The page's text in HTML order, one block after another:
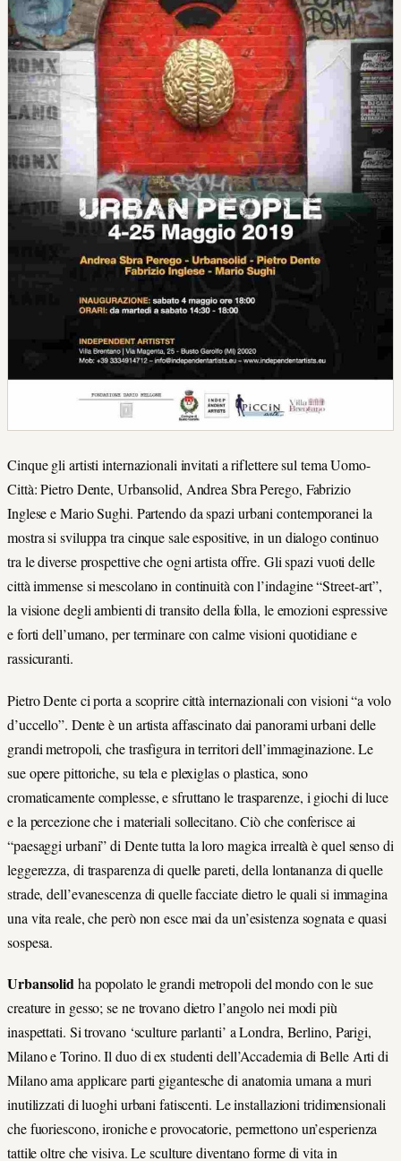
Cinque gli artisti internazionali invitati a riflettere sul tema Uomo-
Città: Pietro Dente, Urbansolid, Andrea Sbra Perego, Fabrizio
Inglese e Mario Sughi. Partendo da spazi urbani contemporanei la
mostra si sviluppa tra cinque sale espositive, in un dialogo continuo
tra le diverse prospettive che ogni artista offre. Gli spazi vuoti delle
città immense si mescolano in continuità con l’indagine “Street-art”,
la visione degli ambienti di transito della folla, le emozioni espressive
e forti dell’umano, per terminare con calme visioni quotidiane e
rassicuranti.
Pietro Dente ci porta a scoprire città internazionali con visioni “a volo
d’uccello”. Dente è un artista affascinato dai panorami urbani delle
grandi metropoli, che trasfigura in territori dell’immaginazione. Le
sue opere pittoriche, su tela e plexiglas o plastica, sono
cromaticamente complesse, e sfruttano le trasparenze, i giochi di luce
e la percezione che i materiali sollecitano. Ciò che conferisce ai
“paesaggi urbani” di Dente tutta la loro magica irrealtà è quel senso di
leggerezza, di trasparenza di quelle pareti, della lontananza di quelle
strade, dell’evanescenza di quelle facciate dietro le quali si immagina
una vita reale, che però non esce mai da un’esistenza sognata e quasi
sospesa.
Urbansolidha popolato le grandi metropoli del mondo con le sue
creature in gesso; se ne trovano dietro l’angolo nei modi più
inaspettati. Si trovano ‘sculture parlanti’ a Londra, Berlino, Parigi,
Milano e Torino. Il duo di ex studenti dell’Accademia di Belle Arti di
Milano ama applicare parti gigantesche di anatomia umana a muri
inutilizzati di luoghi urbani fatiscenti. Le installazioni tridimensionali
che fuoriescono, ironiche e provocatorie, permettono un’esperienza
tattile oltre che visiva. Le sculture diventano forme di vita in